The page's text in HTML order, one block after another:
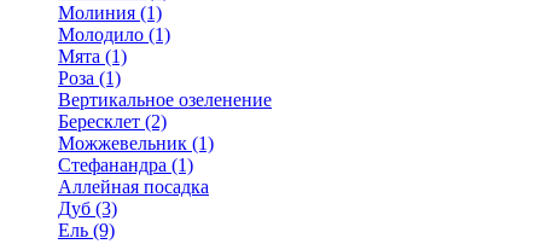
Молиния (1)
Молодило (1)
Мята (1)
Роза (1)
Вертикальное озеленение
Бересклет (2)
Можжевельник (1)
Стефанандра (1)
Аллейная посадка
Дуб (3)
Ель (9)